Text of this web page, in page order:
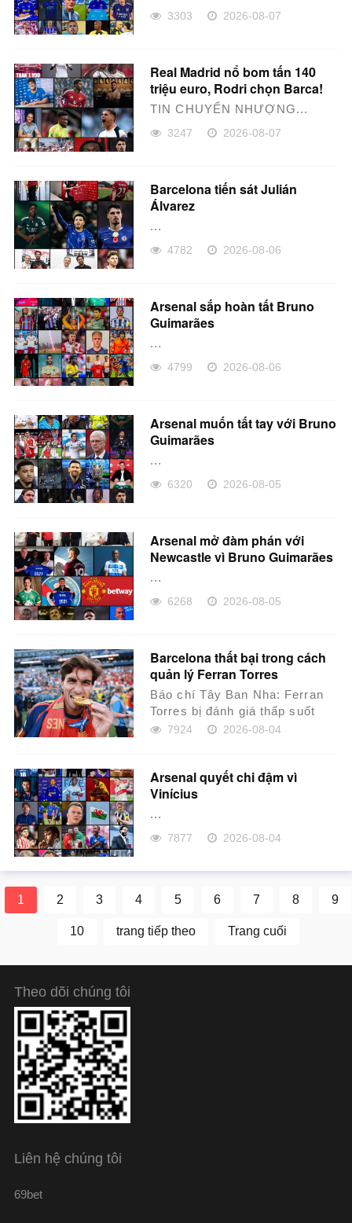
3303 2026-08-07
Real Madrid nổ bom tấn 140
triệu euro, Rodri chọn Barca!
TIN CHUYỂN NHƯỢNG...
3247 2026-08-07
Barcelona tiến sát Julián
Álvarez
...
4782 2026-08-06
Arsenal sắp hoàn tất Bruno
Guimarães
...
4799 2026-08-06
Arsenal muốn tất tay với Bruno
Guimarães
...
6320 2026-08-05
Arsenal mở đàm phán với
Newcastle vì Bruno Guimarães
...
6268 2026-08-05
Barcelona thất bại trong cách
quản lý Ferran Torres
Báo chí Tây Ban Nha: Ferran
Torres bị đánh giá thấp suốt
nhiều năm, Barcelona đã xử lý
7924 2026-08-04
Arsenal quyết chi đậm vì
Vinícius
...
7877 2026-08-04
1 2 3 4 5 6 7 8 9
10 trang tiếp theo Trang cuối
Theo dõi chúng tôi
Liên hệ chúng tôi
69bet